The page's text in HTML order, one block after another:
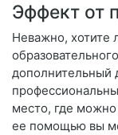
Эффект от
Неважно, хотите
дополнительный
место, где
ее помощью вы